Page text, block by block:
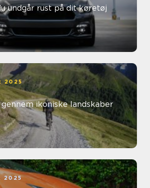
undgår rust på dit køretøj
2025
ikoniske landskaber
2025